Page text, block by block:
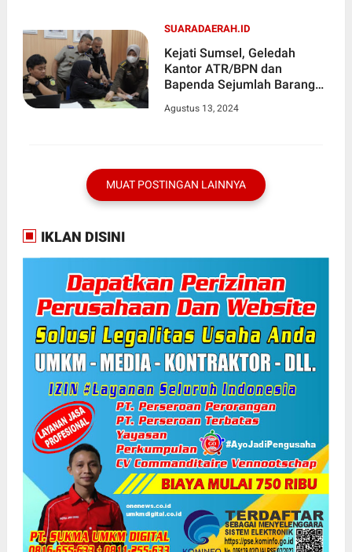
SUARADAERAH.ID
Kejati Sumsel, Geledah
Kantor ATR/BPN dan
Bapenda Sejumlah Barang
Agustus 13, 2024
MUAT POSTINGAN LAINNYA
IKLAN DISINI